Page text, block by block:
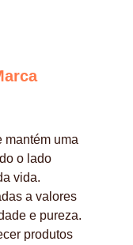
mantém uma
o lado
vida.
a valores
e pureza.
produtos